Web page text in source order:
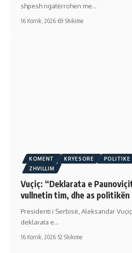
shpesh ngatërrohen me…
16 Korrik, 2026 69 Shikime
KOMENT KRYESORE POLITIKE
ZHVILLIM
Vuçiç: “Deklarata e
vullnetin tim, dhe as politikën
Presidenti i Serbisë, Aleksandar
deklarata e…
16 Korrik, 2026 52 Shikime